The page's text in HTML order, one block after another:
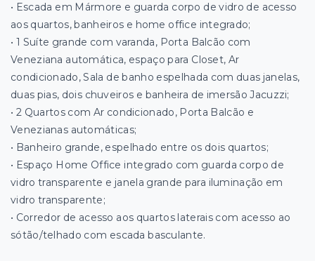
• Escada em Mármore e guarda corpo de vidro de acesso
aos quartos, banheiros e home office integrado;
• 1 Suíte grande com varanda, Porta Balcão com
Veneziana automática, espaço para Closet, Ar
condicionado, Sala de banho espelhada com duas janelas,
duas pias, dois chuveiros e banheira de imersão Jacuzzi;
• 2 Quartos com Ar condicionado, Porta Balcão e
Venezianas automáticas;
• Banheiro grande, espelhado entre os dois quartos;
• Espaço Home Office integrado com guarda corpo de
vidro transparente e janela grande para iluminação em
vidro transparente;
• Corredor de acesso aos quartos laterais com acesso ao
sótão/telhado com escada basculante.